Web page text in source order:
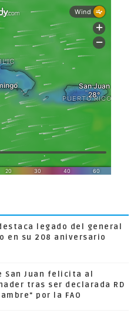
legado del general
en su 208 aniversario
San Juan felicita al
tras ser declarada RD
por la FAO